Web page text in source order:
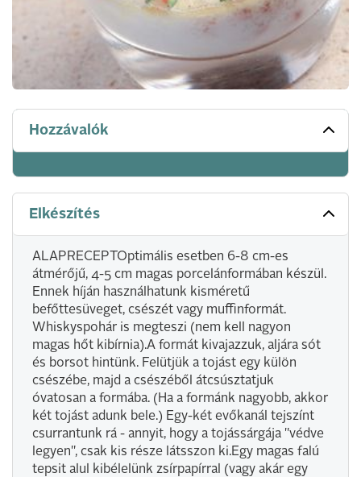
Hozzávalók
Elkészítés
ALAPRECEPTOptimális esetben 6-8 cm-es
átmérőjű, 4-5 cm magas porcelánformában készül.
Ennek híján használhatunk kisméretű
befőttesüveget, csészét vagy muffinformát.
Whiskyspohár is megteszi (nem kell nagyon
magas hőt kibírnia).A formát kivajazzuk, aljára sót
és borsot hintünk. Felütjük a tojást egy külön
csészébe, majd a csészéből átcsúsztatjuk
óvatosan a formába. (Ha a formánk nagyobb, akkor
két tojást adunk bele.) Egy-két evőkanál tejszínt
csurrantunk rá - annyit, hogy a tojássárgája "védve
legyen", csak kis része látsszon ki.Egy magas falú
tepsit alul kibélelünk zsírpapírral (vagy akár egy